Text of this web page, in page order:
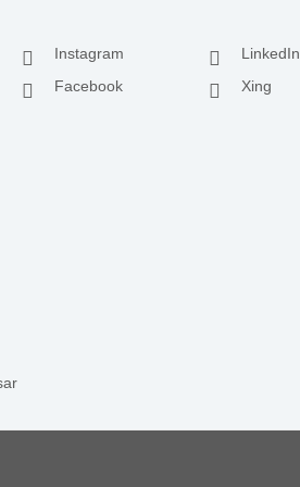
Instagram
LinkedIn
Facebook
Xing